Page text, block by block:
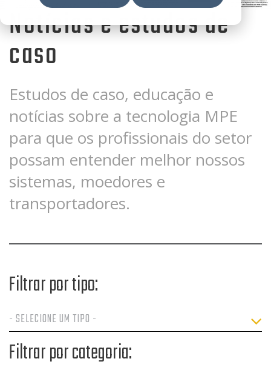
Notícias e estudos de
caso
Estudos de caso, educação e
notícias sobre a tecnologia MPE
para que os profissionais do setor
possam entender melhor nossos
sistemas, moedores e
transportadores.
Filtrar por tipo:
Filtrar por categoria: